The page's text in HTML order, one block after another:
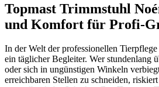
Topmast Trimmstuhl
und Komfort für Profi-
In der Welt der professionellen
ein täglicher Begleiter. Wer stundenlang
oder sich in ungünstigen Winkeln
erreichbaren Stellen zu schneiden,